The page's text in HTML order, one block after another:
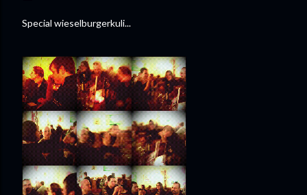
Special wieselburgerkuli...